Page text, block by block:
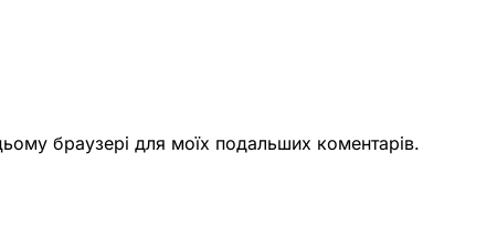
браузері для моїх подальших коментарів.